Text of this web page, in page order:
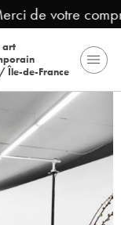
de votre
art
Île-de-France